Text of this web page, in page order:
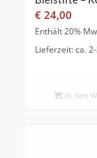
€24,00
Enthält 20%
Lieferzeit: ca.
In den